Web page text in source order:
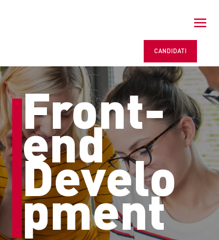
CANDIDATI
Front-
end
Develo
pment